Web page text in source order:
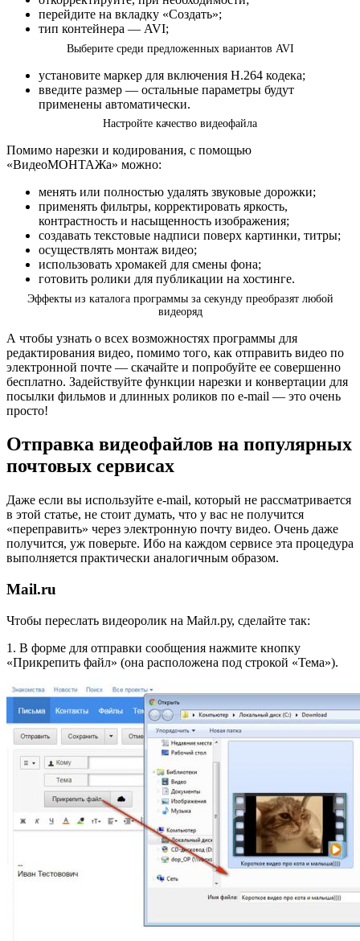
перейдите на вкладку «Создать»;
тип контейнера — AVI;
Выберите среди предложенных вариантов AVI
установите маркер для включения H.264 кодека;
введите размер — остальные параметры будут
применены автоматически.
Настройте качество видеофайла
Помимо нарезки и кодирования, с помощью
«ВидеоМОНТАЖа» можно:
менять или полностью удалять звуковые дорожки;
применять фильтры, корректировать яркость,
контрастность и насыщенность изображения;
создавать текстовые надписи поверх картинки, титры;
осуществлять монтаж видео;
использовать хромакей для смены фона;
готовить ролики для публикации на хостинге.
Эффекты из каталога программы за секунду преобразят любой
видеоряд
А чтобы узнать о всех возможностях программы для
редактирования видео, помимо того, как отправить видео по
электронной почте — скачайте и попробуйте ее совершенно
бесплатно. Задействуйте функции нарезки и конвертации для
посылки фильмов и длинных роликов по e-mail — это очень
просто!
Отправка видеофайлов на популярных
почтовых сервисах
Даже если вы используйте e-mail, который не рассматривается
в этой статье, не стоит думать, что у вас не получится
«переправить» через электронную почту видео. Очень даже
получится, уж поверьте. Ибо на каждом сервисе эта процедура
выполняется практически аналогичным образом.
Mail.ru
Чтобы переслать видеоролик на Майл.ру, сделайте так:
1. В форме для отправки сообщения нажмите кнопку
«Прикрепить файл» (она расположена под строкой «Тема»).